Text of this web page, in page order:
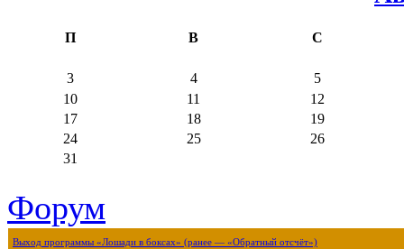
П В С
3 4
5
10
11
12
17
18
19
24
25
26
31
Форум
Выход программы «Лошади в боксах» (ранее — «Обратный отсчёт»)